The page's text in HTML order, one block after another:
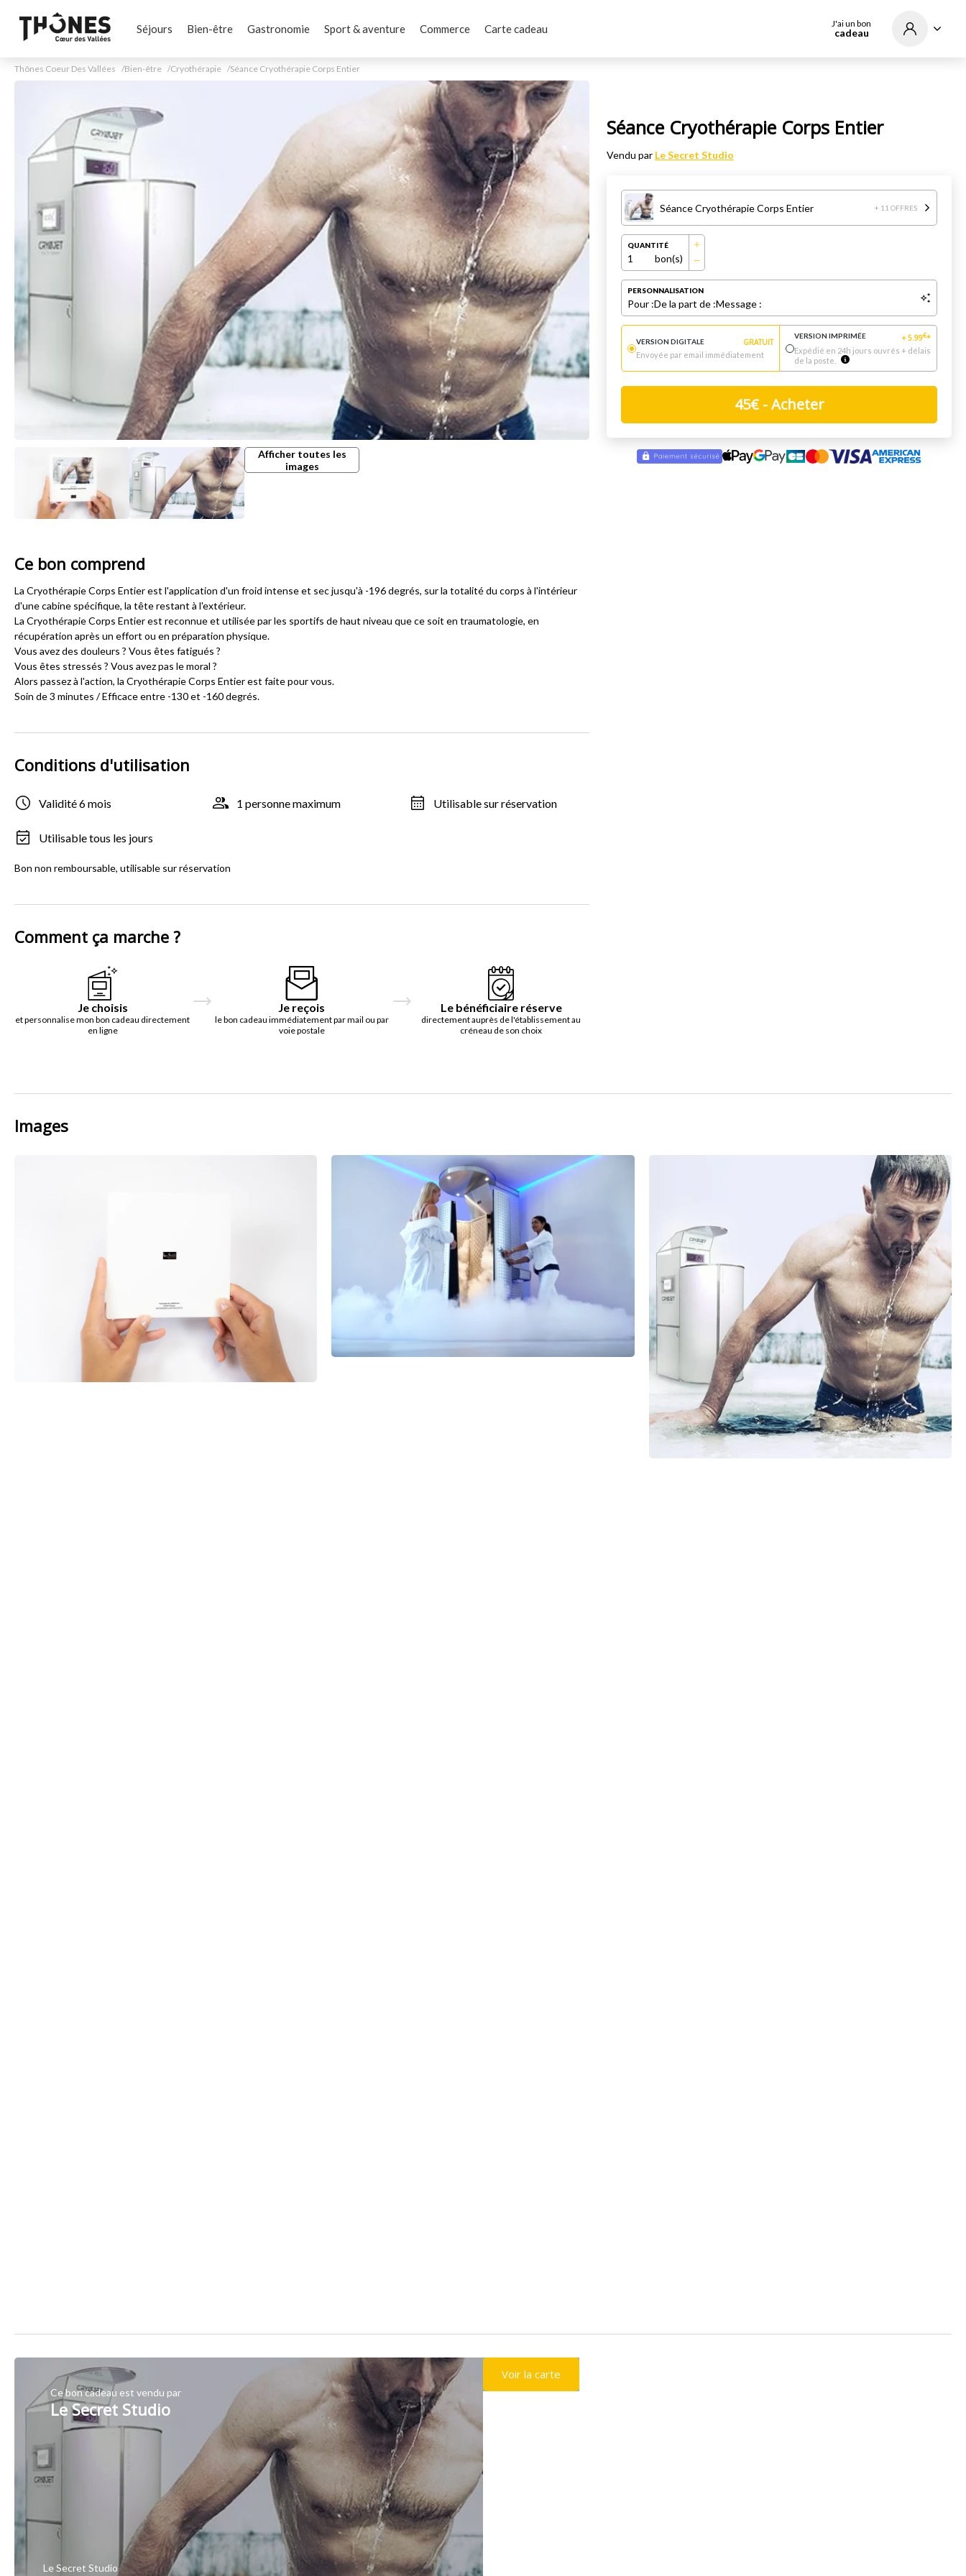
Séjours Bien-être Gastronomie Sport & aventure Commerce Carte cadeau J'ai un bon
cadeau
Thônes Coeur Des Vallées Bien-être Cryothérapie Séance Cryothérapie Corps Entier
Afficher toutes les
images
Séance Cryothérapie Corps Entier
Vendu par Le Secret Studio
Séance Cryothérapie Corps Entier + 11 OFFRES
QUANTITÉ
1 bon(s)
PERSONNALISATION
Pour :De la part de :Message :
VERSION DIGITALE GRATUIT
Envoyée par email immédiatement
VERSION IMPRIMÉE +5.99€*
Expédié en 24h jours ouvrés + délais
de la poste.
45€- Acheter
Ce bon comprend
La Cryothérapie Corps Entier est l'application d'un froid intense et sec jusqu'à -196 degrés, sur la totalité du corps à l'intérieur
d'une cabine spécifique, la tête restant à l'extérieur.
La Cryothérapie Corps Entier est reconnue et utilisée par les sportifs de haut niveau que ce soit en traumatologie, en
récupération après un effort ou en préparation physique.
Vous avez des douleurs ? Vous êtes fatigués ?
Vous êtes stressés ? Vous avez pas le moral ?
Alors passez à l'action, la Cryothérapie Corps Entier est faite pour vous.
Soin de 3 minutes / Efficace entre -130 et -160 degrés.
Conditions d'utilisation
Validité 6 mois 1 personne maximum Utilisable sur réservation
Utilisable tous les jours
Bon non remboursable, utilisable sur réservation
Comment ça marche ?
Je choisis
et personnalise mon bon cadeau directement
en ligne
Je reçois
le bon cadeau immédiatement par mail ou par
voie postale
Le bénéficiaire réserve
directement auprès de l'établissement au
créneau de son choix
Images
Ce bon cadeau est vendu par
Le Secret Studio
Le Secret Studio
Voir la carte